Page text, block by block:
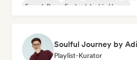
French Pop
Funky / Jackin House
Soulful Journey by
Playlist-Kurator